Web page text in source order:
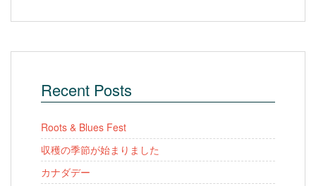
Recent Posts
Roots & Blues Fest
収穫の季節が始まりました
カナダデー